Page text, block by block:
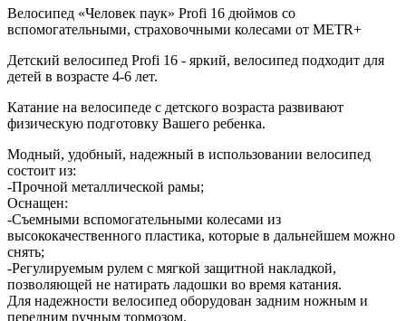
Велосипед «Человек паук» Profi 16 дюймов со
вспомогательными, страховочными колесами от METR+
Детский велосипед Profi 16 - яркий, велосипед подходит для
детей в возрасте 4-6 лет.
Катание на велосипеде с детского возраста развивают
физическую подготовку Вашего ребенка.
Модный, удобный, надежный в использовании велосипед
состоит из:
-Прочной металлической рамы;
Оснащен:
-Съемными вспомогательными колесами из
высококачественного пластика, которые в дальнейшем можно
снять;
-Регулируемым рулем с мягкой защитной накладкой,
позволяющей не натирать ладошки во время катания.
Для надежности велосипед оборудован задним ножным и
передним ручным тормозом.